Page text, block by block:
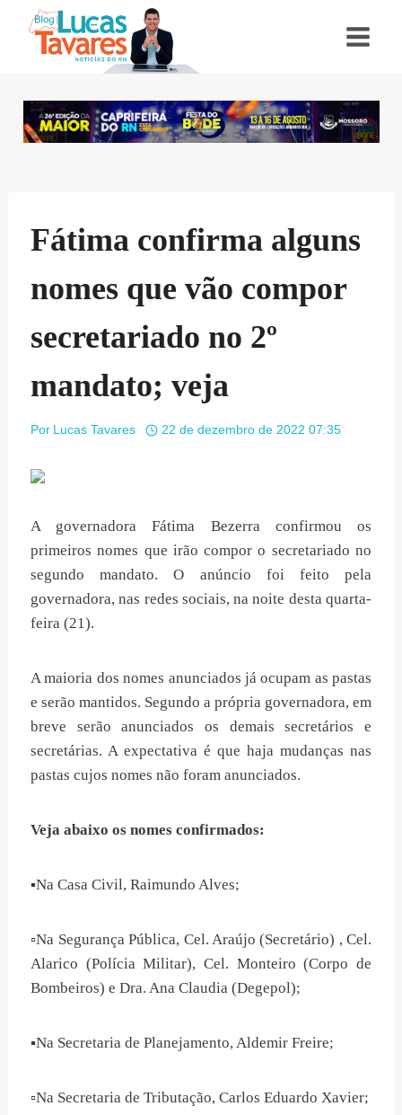
Fátima confirma alguns
nomes que vão compor
secretariado no 2º
mandato; veja
Por Lucas Tavares 22 de dezembro de 2022 07:35
A governadora Fátima Bezerra confirmou os
primeiros nomes que irão compor o secretariado no
segundo mandato. O anúncio foi feito pela
governadora, nas redes sociais, na noite desta quarta-
feira (21).
A maioria dos nomes anunciados já ocupam as pastas
e serão mantidos. Segundo a própria governadora, em
breve serão anunciados os demais secretários e
secretárias. A expectativa é que haja mudanças nas
pastas cujos nomes não foram anunciados.
Veja abaixo os nomes confirmados:
▪️Na Casa Civil, Raimundo Alves;
▫️Na Segurança Pública, Cel. Araújo (Secretário) , Cel.
Alarico (Polícia Militar), Cel. Monteiro (Corpo de
Bombeiros) e Dra. Ana Claudia (Degepol);
▪️Na Secretaria de Planejamento, Aldemir Freire;
▫️Na Secretaria de Tributação, Carlos Eduardo Xavier;